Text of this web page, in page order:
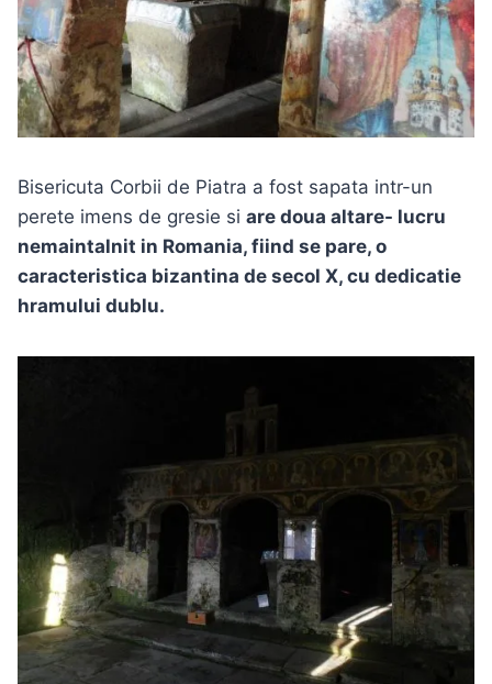
Bisericuta Corbii de Piatra a fost sapata intr-un
perete imens de gresie si are doua altare- lucru
nemaintalnit in Romania, fiind se pare, o
caracteristica bizantina de secol X, cu dedicatie
hramului dublu.